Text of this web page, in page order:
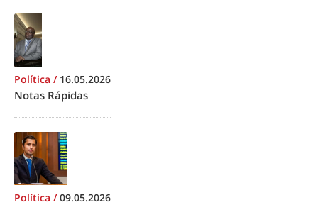
Política / 16.05.2026
Notas Rápidas
Política /09.05.2026